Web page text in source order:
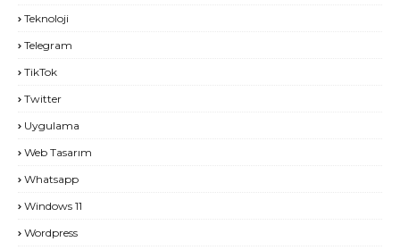
Teknoloji
Telegram
TikTok
Twitter
Uygulama
Web Tasarım
Whatsapp
Windows 11
Wordpress